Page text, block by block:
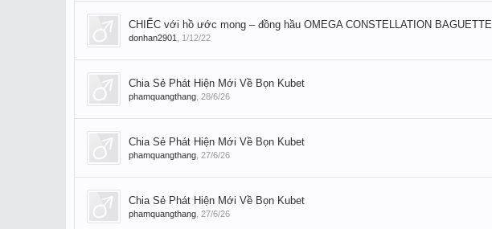
CHIẾC với hồ ước mong – đồng hầu OMEGA CONSTELLATION BAGUETTE
donhan2901 1/12/22
Chia Sẻ Phát Hiện Mới Về Bọn Kubet
phamquangthang 28/6/26
Chia Sẻ Phát Hiện Mới Về Bọn Kubet
phamquangthang 27/6/26
Chia Sẻ Phát Hiện Mới Về Bọn Kubet
phamquangthang 27/6/26